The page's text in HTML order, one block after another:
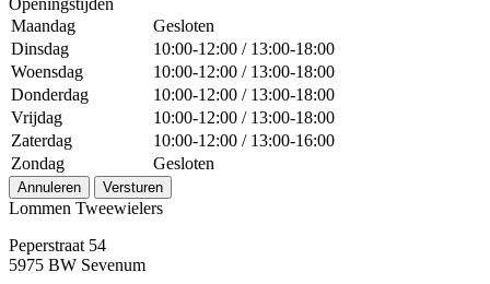
Maandag
Gesloten
Dinsdag
10:00-12:00 / 13:00-18:00
Woensdag
10:00-12:00 / 13:00-18:00
Donderdag
10:00-12:00 / 13:00-18:00
Vrijdag
10:00-12:00 / 13:00-18:00
Zaterdag
10:00-12:00 / 13:00-16:00
Zondag
Gesloten
Annuleren Versturen
Lommen Tweewielers
Peperstraat 54
5975 BW Sevenum